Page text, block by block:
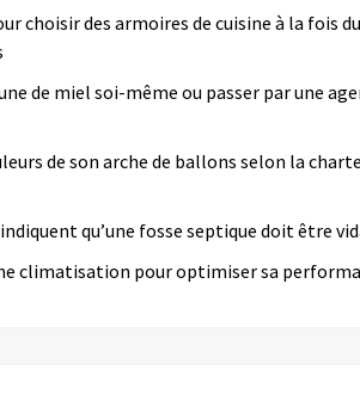
choisir des armoires de cuisine à la fois
de miel soi-même ou passer par une
de son arche de ballons selon la
qu’une fosse septique doit être
climatisation pour optimiser sa